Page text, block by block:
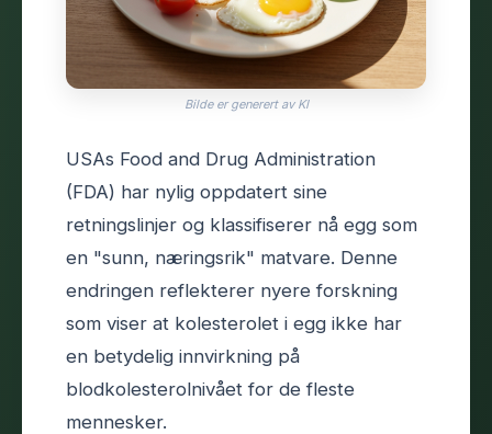
Bilde er generert av KI
USAs Food and Drug Administration
(FDA) har nylig oppdatert sine
retningslinjer og klassifiserer nå egg som
en "sunn, næringsrik" matvare. Denne
endringen reflekterer nyere forskning
som viser at kolesterolet i egg ikke har
en betydelig innvirkning på
blodkolesterolnivået for de fleste
mennesker.